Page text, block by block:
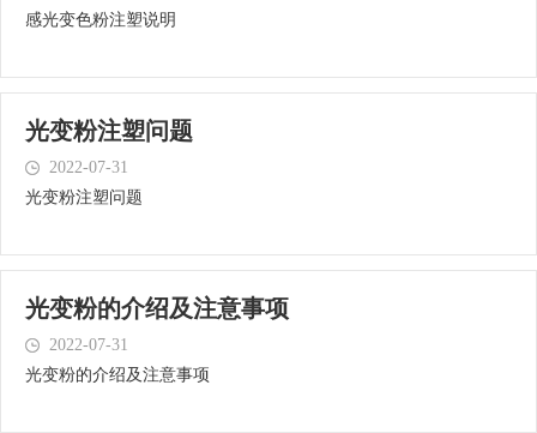
感光变色粉注塑说明
光变粉注塑问题
2022-07-31
光变粉注塑问题
光变粉的介绍及注意事项
2022-07-31
光变粉的介绍及注意事项